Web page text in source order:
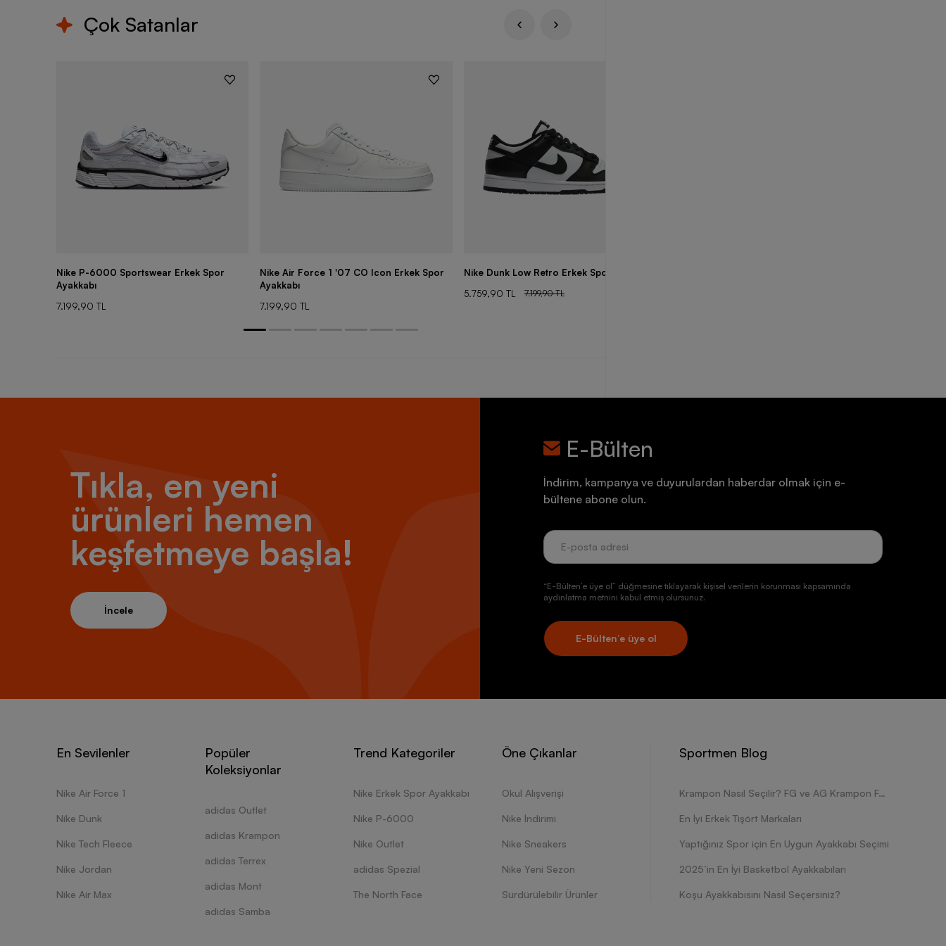
Çok Satanlar
Nike P-6000 Sportswear Erkek Spor
Ayakkabı
7.199,90 TL
Nike Air Force 1 '07 CO Icon Erkek Spor
Ayakkabı
7.199,90 TL
Nike Dunk Low Retro Erkek Spor Ayakkabı
5.759,90 TL
7.199,90 TL
Tıkla, en yeni
ürünleri hemen
keşfetmeye başla!
İncele
E-Bülten
İndirim, kampanya ve duyurulardan haberdar olmak için e-
bültene abone olun.
“E-Bülten’e üye ol” düğmesine tıklayarak kişisel verilerin korunması kapsamında
aydınlatma metnini kabul etmiş olursunuz.
E-Bülten’e üye ol
En Sevilenler
Nike Air Force 1
Nike Dunk
Nike Tech Fleece
Nike Jordan
Nike Air Max
Popüler
Koleksiyonlar
adidas Outlet
adidas Krampon
adidas Terrex
adidas Mont
adidas Samba
Trend Kategoriler
Nike Erkek Spor Ayakkabı
Nike P-6000
Nike Outlet
adidas Spezial
The North Face
Öne Çıkanlar
Okul Alışverişi
Nike İndirimi
Nike Sneakers
Nike Yeni Sezon
Sürdürülebilir Ürünler
Sportmen Blog
Krampon Nasıl Seçilir? FG ve AG Krampon Farkları Nelerdir?
En İyi Erkek Tişört Markaları
Yaptığınız Spor için En Uygun Ayakkabı Seçimi
2025’in En İyi Basketbol Ayakkabıları
Koşu Ayakkabısını Nasıl Seçersiniz?